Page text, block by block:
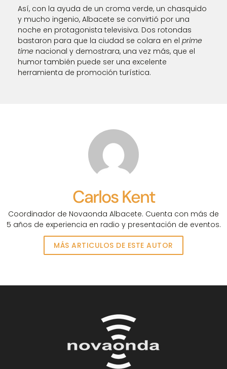
Así, con la ayuda de un croma verde, un chasquido
y mucho ingenio, Albacete se convirtió por una
noche en protagonista televisiva. Dos rotondas
bastaron para que la ciudad se colara en el prime
time nacional y demostrara, una vez más, que el
humor también puede ser una excelente
herramienta de promoción turística.
Carlos Kent
Coordinador de Novaonda Albacete. Cuenta con más de
5 años de experiencia en radio y presentación de eventos.
MÁS ARTICULOS DE ESTE AUTOR